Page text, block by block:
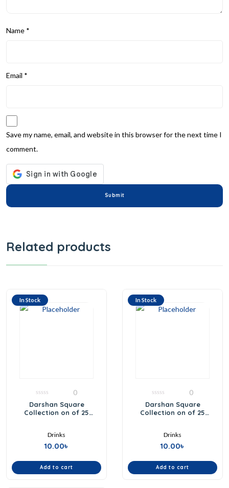
Name *
Email *
Save my name, email, and website in this browser for the next time I
comment.
Related products
In Stock
out
of
0
Darshan Square
Collection on of 25
Drinks
10.00৳
Add to cart
In Stock
out
of
0
Darshan Square
Collection on of 25
Drinks
10.00৳
Add to cart